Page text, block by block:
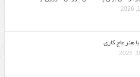
هنر عاج کاری